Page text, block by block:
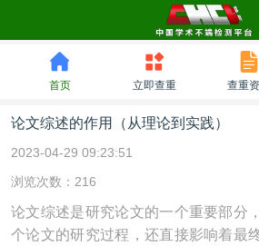
首页 立即查重 查重
论文综述的作用（从理论到实践）
2023-04-29 09:23:51
浏览次数：216
论文综述是研究论文的一个重要部分
个论文的研究过程，还直接影响着最